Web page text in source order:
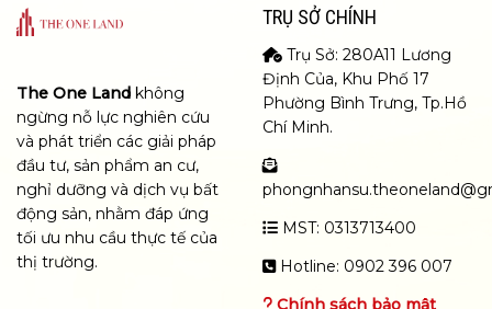
The One Land không
ngừng nỗ lực nghiên cứu
và phát triển các giải pháp
đầu tư, sản phẩm an cư,
nghỉ dưỡng và dịch vụ bất
động sản, nhằm đáp ứng
tối ưu nhu cầu thực tế của
thị trường.
TRỤ SỞ CHÍNH
Trụ Sở: 280A11 Lương
Định Của, Khu Phố 17
Phường Bình Trưng, Tp.Hồ
Chí Minh.
MST: 0313713400
Hotline: 0902 396 007
Chính sách bảo mật